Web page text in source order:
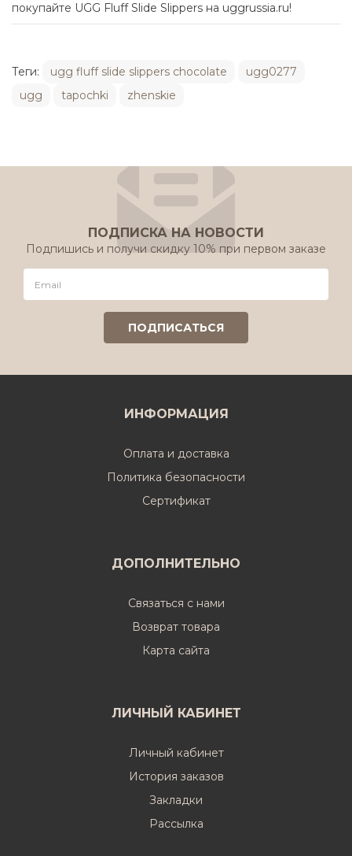
покупайте UGG Fluff Slide Slippers на uggrussia.ru!
Теги: ugg fluff slide slippers chocolate
ugg0277
ugg
tapochki zhenskie
ПОДПИСКА НА НОВОСТИ
Подпишись и получи скидку 10% при первом заказе
ИНФОРМАЦИЯ
Оплата и доставка
Политика безопасности
Cертификат
ДОПОЛНИТЕЛЬНО
Связаться с нами
Возврат товара
Карта сайта
ЛИЧНЫЙ КАБИНЕТ
Личный кабинет
История заказов
Закладки
Рассылка